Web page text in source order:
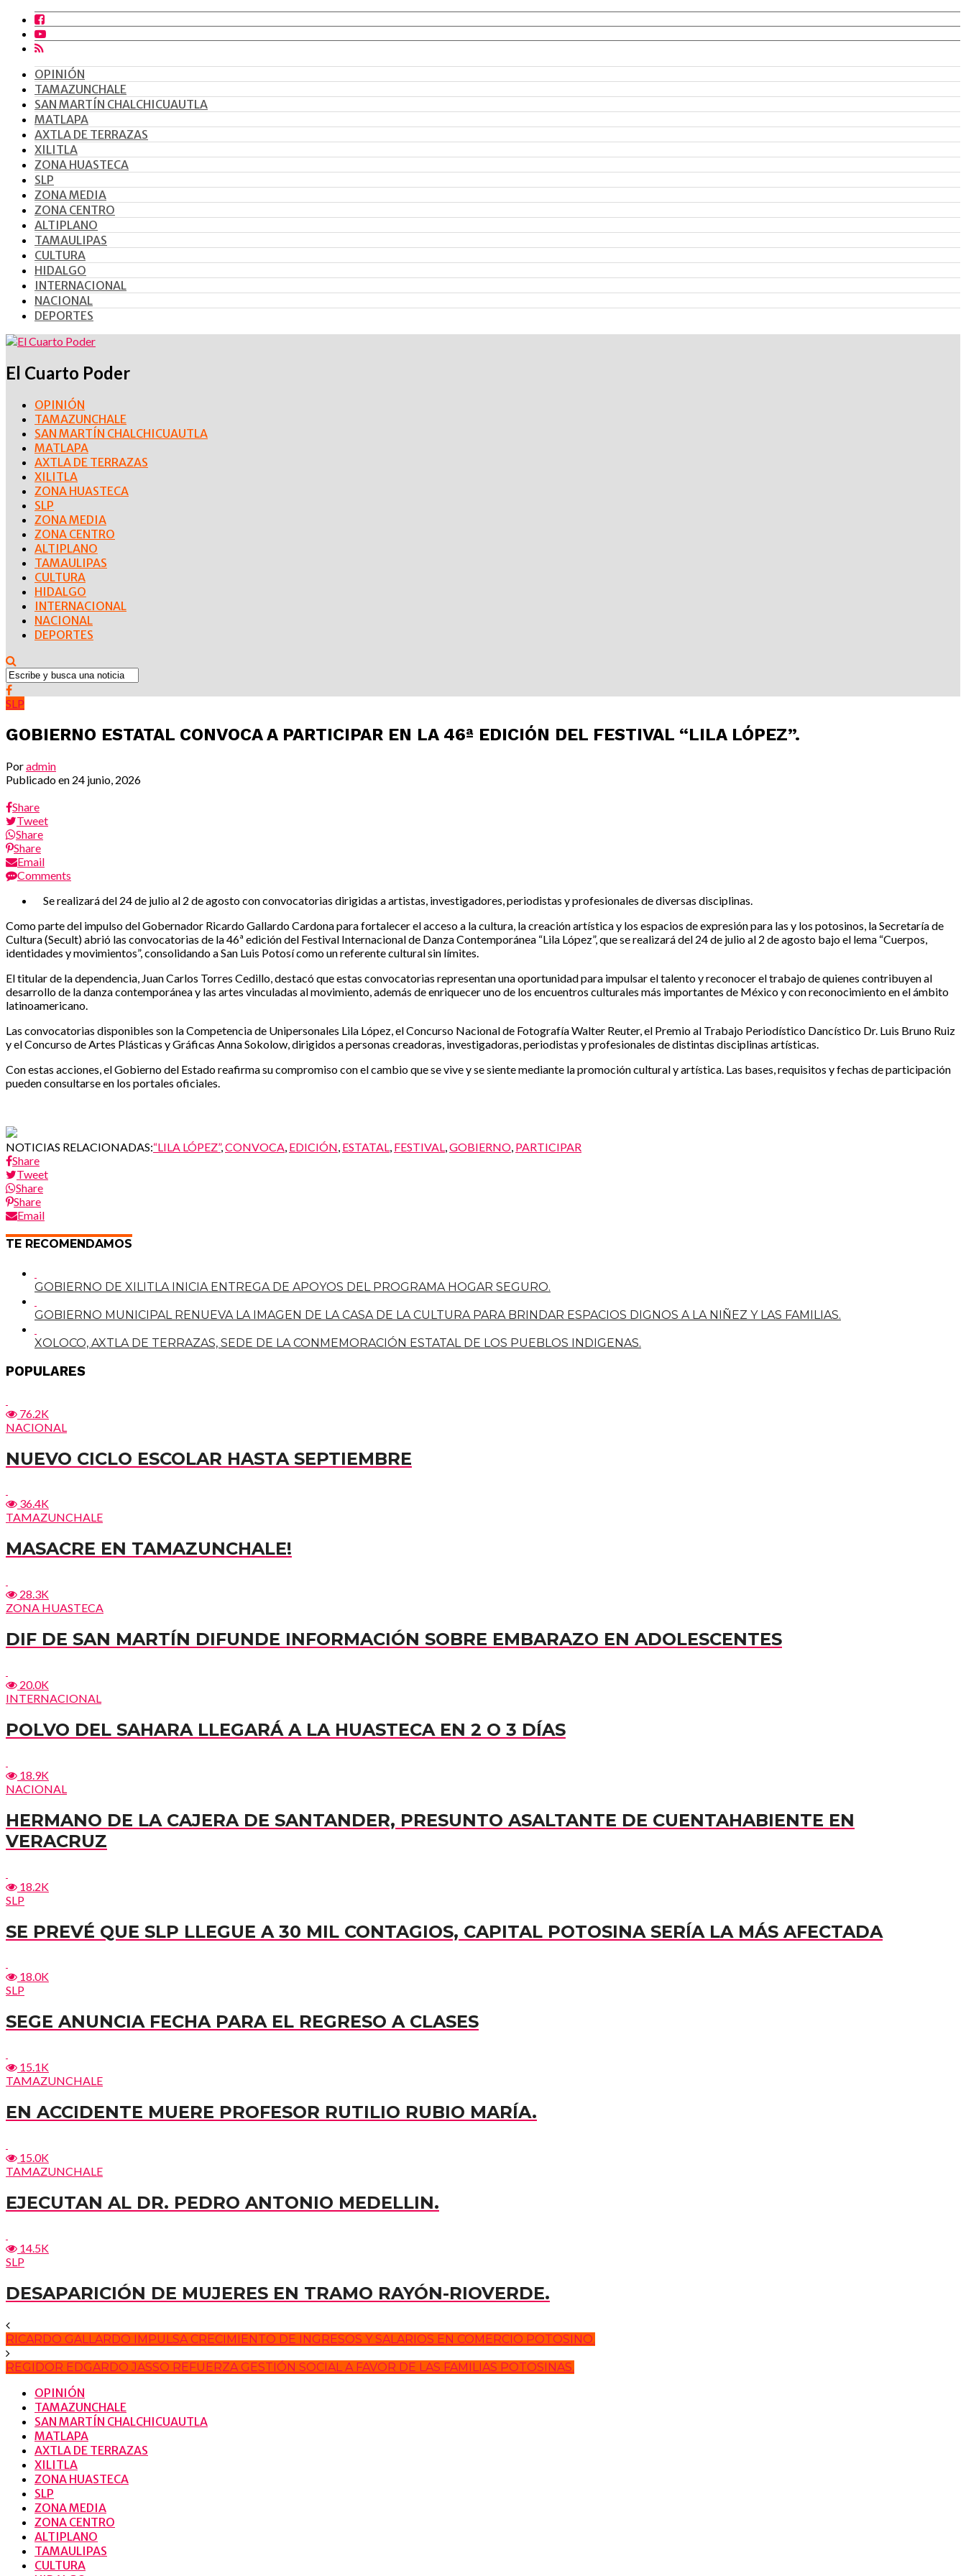
OPINIÓN
TAMAZUNCHALE
SAN MARTÍN CHALCHICUAUTLA
MATLAPA
AXTLA DE TERRAZAS
XILITLA
ZONA HUASTECA
SLP
ZONA MEDIA
ZONA CENTRO
ALTIPLANO
TAMAULIPAS
CULTURA
HIDALGO
INTERNACIONAL
NACIONAL
DEPORTES
El Cuarto Poder
OPINIÓN
TAMAZUNCHALE
SAN MARTÍN CHALCHICUAUTLA
MATLAPA
AXTLA DE TERRAZAS
XILITLA
ZONA HUASTECA
SLP
ZONA MEDIA
ZONA CENTRO
ALTIPLANO
TAMAULIPAS
CULTURA
HIDALGO
INTERNACIONAL
NACIONAL
DEPORTES
SLP
GOBIERNO ESTATAL CONVOCA A PARTICIPAR EN LA 46ª EDICIÓN DEL FESTIVAL “LILA LÓPEZ”.
Poradmin
Publicado en 24 junio, 2026
Share
Tweet
Share
Share
Email
Comments
Se realizará del 24 de julio al 2 de agosto con convocatorias dirigidas a artistas, investigadores, periodistas y profesionales de diversas disciplinas.
Como parte del impulso del Gobernador Ricardo Gallardo Cardona para fortalecer el acceso a la cultura, la creación artística y los espacios de expresión para las y los potosinos, la Secretaría de
Cultura (Secult) abrió las convocatorias de la 46ª edición del Festival Internacional de Danza Contemporánea “Lila López”, que se realizará del 24 de julio al 2 de agosto bajo el lema “Cuerpos,
identidades y movimientos”, consolidando a San Luis Potosí como un referente cultural sin límites.
El titular de la dependencia, Juan Carlos Torres Cedillo, destacó que estas convocatorias representan una oportunidad para impulsar el talento y reconocer el trabajo de quienes contribuyen al
desarrollo de la danza contemporánea y las artes vinculadas al movimiento, además de enriquecer uno de los encuentros culturales más importantes de México y con reconocimiento en el ámbito
latinoamericano.
Las convocatorias disponibles son la Competencia de Unipersonales Lila López, el Concurso Nacional de Fotografía Walter Reuter, el Premio al Trabajo Periodístico Dancístico Dr. Luis Bruno Ruiz
y el Concurso de Artes Plásticas y Gráficas Anna Sokolow, dirigidos a personas creadoras, investigadoras, periodistas y profesionales de distintas disciplinas artísticas.
Con estas acciones, el Gobierno del Estado reafirma su compromiso con el cambio que se vive y se siente mediante la promoción cultural y artística. Las bases, requisitos y fechas de participación
pueden consultarse en los portales oficiales.
NOTICIAS RELACIONADAS:“LILA LÓPEZ”, CONVOCA EDICIÓN ESTATAL FESTIVAL GOBIERNO PARTICIPAR
Share
Tweet
Share
Share
Email
TE RECOMENDAMOS
GOBIERNO DE XILITLA INICIA ENTREGA DE APOYOS DEL PROGRAMA HOGAR SEGURO.
GOBIERNO MUNICIPAL RENUEVA LA IMAGEN DE LA CASA DE LA CULTURA PARA BRINDAR ESPACIOS DIGNOS A LA NIÑEZ Y LAS FAMILIAS.
XOLOCO, AXTLA DE TERRAZAS, SEDE DE LA CONMEMORACIÓN ESTATAL DE LOS PUEBLOS INDIGENAS.
POPULARES
76.2K
NACIONAL
NUEVO CICLO ESCOLAR HASTA SEPTIEMBRE
36.4K
TAMAZUNCHALE
MASACRE EN TAMAZUNCHALE!
28.3K
ZONA HUASTECA
DIF DE SAN MARTÍN DIFUNDE INFORMACIÓN SOBRE EMBARAZO EN ADOLESCENTES
20.0K
INTERNACIONAL
POLVO DEL SAHARA LLEGARÁ A LA HUASTECA EN 2 O 3 DÍAS
18.9K
NACIONAL
HERMANO DE LA CAJERA DE SANTANDER, PRESUNTO ASALTANTE DE CUENTAHABIENTE EN
VERACRUZ
18.2K
SLP
SE PREVÉ QUE SLP LLEGUE A 30 MIL CONTAGIOS, CAPITAL POTOSINA SERÍA LA MÁS AFECTADA
18.0K
SLP
SEGE ANUNCIA FECHA PARA EL REGRESO A CLASES
15.1K
TAMAZUNCHALE
EN ACCIDENTE MUERE PROFESOR RUTILIO RUBIO MARÍA.
15.0K
TAMAZUNCHALE
EJECUTAN AL DR. PEDRO ANTONIO MEDELLIN.
14.5K
SLP
DESAPARICIÓN DE MUJERES EN TRAMO RAYÓN-RIOVERDE.
RICARDO GALLARDO IMPULSA CRECIMIENTO DE INGRESOS Y SALARIOS EN COMERCIO POTOSINO.
REGIDOR EDGARDO JASSO REFUERZA GESTIÓN SOCIAL A FAVOR DE LAS FAMILIAS POTOSINAS.
OPINIÓN
TAMAZUNCHALE
SAN MARTÍN CHALCHICUAUTLA
MATLAPA
AXTLA DE TERRAZAS
XILITLA
ZONA HUASTECA
SLP
ZONA MEDIA
ZONA CENTRO
ALTIPLANO
TAMAULIPAS
CULTURA